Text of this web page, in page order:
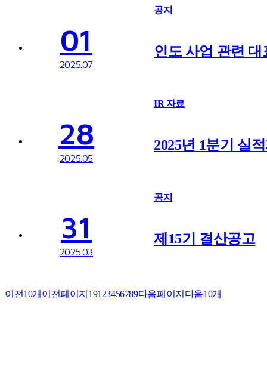
01
2025.07
공지
인도 사업 관련
28
2025.05
IR 자료
2025년 1분기 실
31
2025.03
공지
제15기 결산공고
이전10개 이전페이지 191 23456789다음페이지 다음10개